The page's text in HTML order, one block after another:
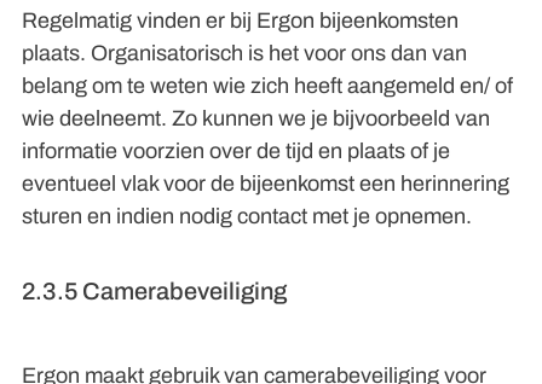
Regelmatig vinden er bij Ergon bijeenkomsten
plaats. Organisatorisch is het voor ons dan van
belang om te weten wie zich heeft aangemeld en/ of
wie deelneemt. Zo kunnen we je bijvoorbeeld van
informatie voorzien over de tijd en plaats of je
eventueel vlak voor de bijeenkomst een herinnering
sturen en indien nodig contact met je opnemen.
2.3.5 Camerabeveiliging
Ergon maakt gebruik van camerabeveiliging voor